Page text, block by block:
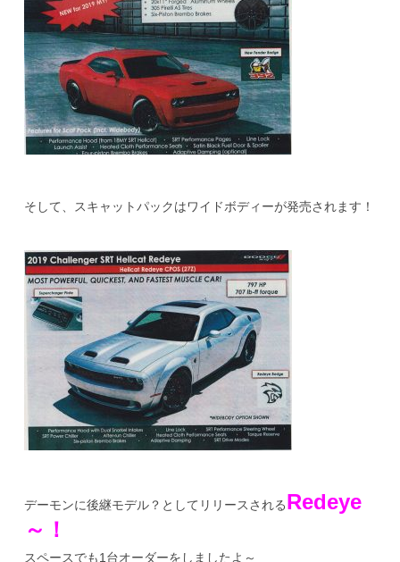
そして、スキャットパックはワイドボディーが発売されます！
デーモンに後継モデル？としてリリースされるRedeye
～！
スペースでも1台オーダーをしましたよ～